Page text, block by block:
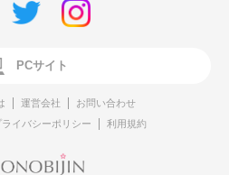
PCサイト
運営会社
お問い合わせ
ライバシーポリシー 利用規約